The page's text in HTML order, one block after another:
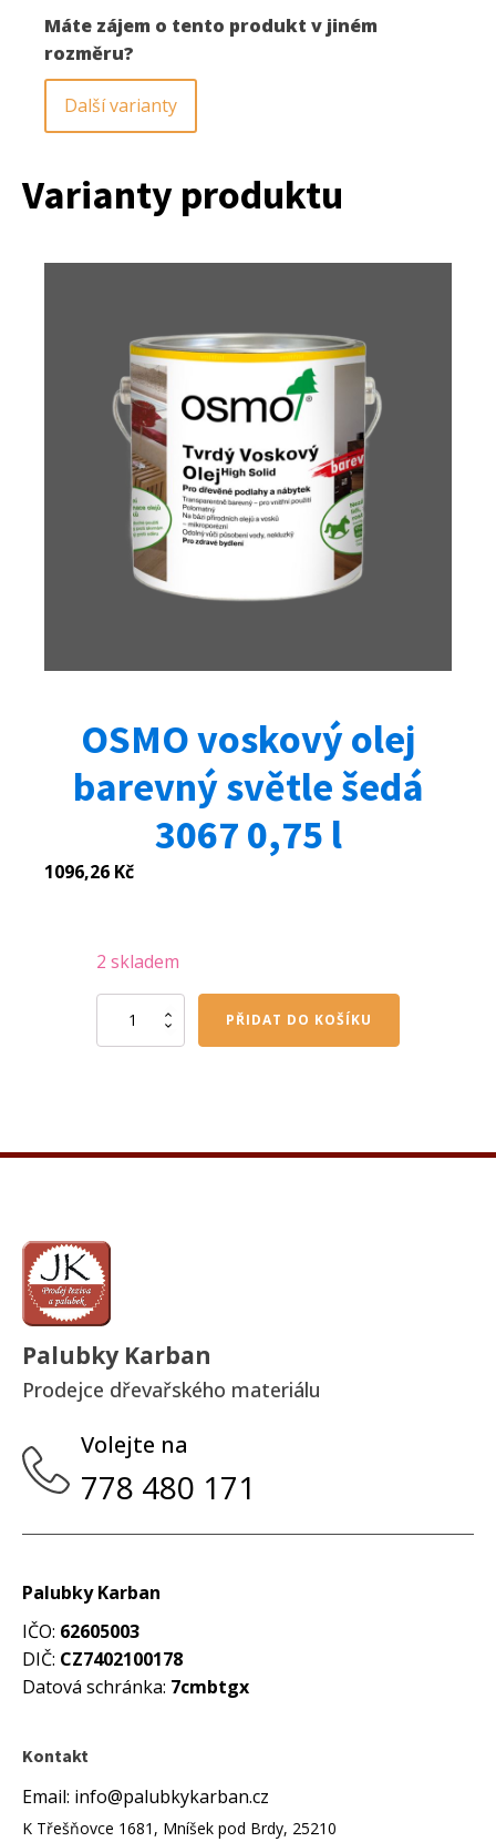
Máte zájem o tento produkt v jiném
rozměru?
Další varianty
Varianty produktu
OSMO voskový olej
barevný světle šedá
3067 0,75 l
1096,26 Kč
2 skladem
OSMO
0,75
PŘIDAT DO KOŠÍKU
Palubky Karban
Prodejce dřevařského materiálu
Volejte na
778 480 171
Palubky Karban
IČO: 62605003
DIČ: CZ7402100178
Datová schránka: 7cmbtgx
Kontakt
Email: info@palubkykarban.cz
K Třešňovce 1681, Mníšek pod Brdy, 25210